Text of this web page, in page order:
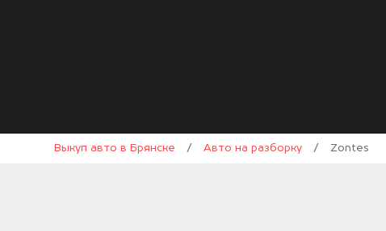
Выкуп авто в Брянске / Авто на разборку / Zontes